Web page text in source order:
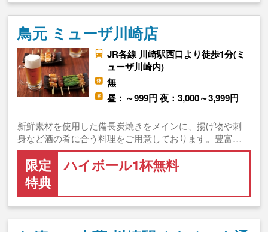
鳥元 ミューザ川崎店
JR各線 川崎駅西口より徒歩1分(ミ
ューザ川崎内)
無
昼：～999円 夜：3,000～3,999円
新鮮素材を使用した備長炭焼きをメインに、揚げ物や刺
身など酒の肴に合う料理をご用意しております。豊富…
限定
特典
ハイボール1杯無料